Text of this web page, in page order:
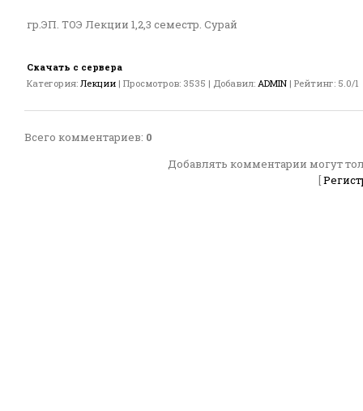
гр.ЭП. ТОЭ Лекции 1,2,3 семестр. Сурай
Скачать с сервера
Категория: Лекции | Просмотров: 3535 | Добавил: ADMIN | Рейтинг: 5.0/1
Всего комментариев: 0
Добавлять комментарии могут
[